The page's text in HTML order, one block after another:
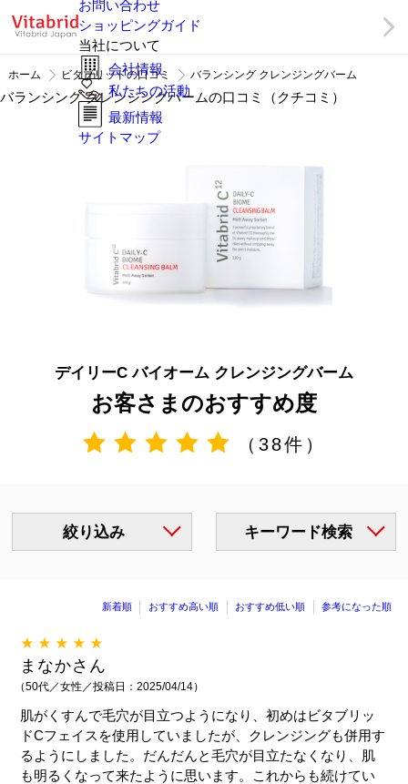
お問い合わせ
ショッピングガイド
当社について
会社情報
私たちの活動
最新情報
サイトマップ
ホーム ビタブリッドの口コミ バランシング クレンジングバーム
バランシング クレンジングバームの口コミ（クチコミ）
デイリーC バイオーム クレンジングバーム
お客さまのおすすめ度
（38件）
絞り込み キーワード検索
新着順 おすすめ高い順 おすすめ低い順 参考になった順
★★★★★
まなかさん
（50代／女性／投稿日：2025/04/14）
肌がくすんで毛穴が目立つようになり、初めはビタブリッ
ドCフェイスを使用していましたが、クレンジングも併用す
るようにしました。だんだんと毛穴が目立たなくなり、肌
も明るくなって来たように思います。これからも続けてい